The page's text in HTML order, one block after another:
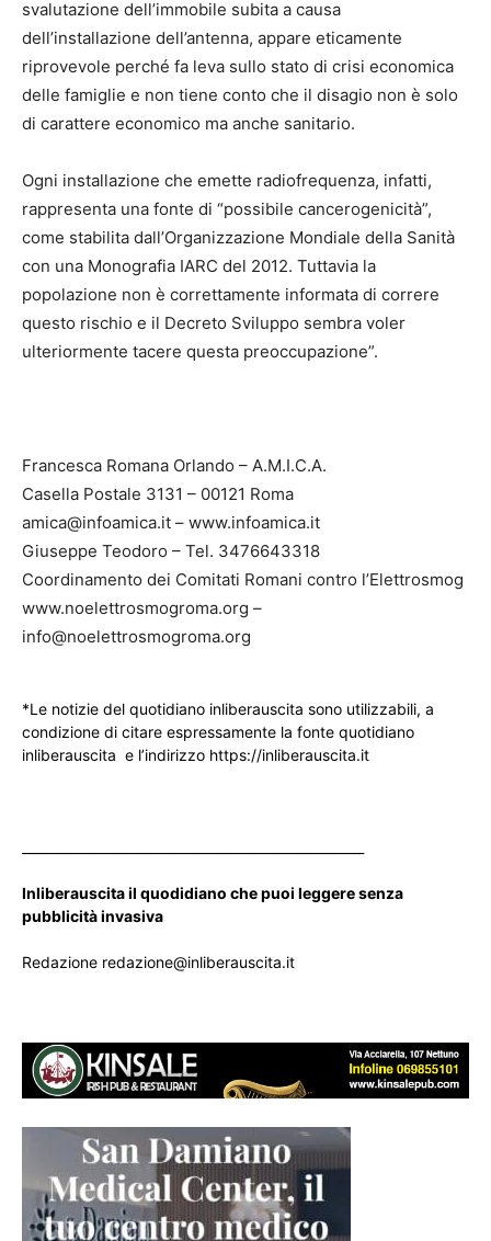
svalutazione dell’immobile subita a causa
dell’installazione dell’antenna, appare eticamente
riprovevole perché fa leva sullo stato di crisi economica
delle famiglie e non tiene conto che il disagio non è solo
di carattere economico ma anche sanitario.
Ogni installazione che emette radiofrequenza, infatti,
rappresenta una fonte di “possibile cancerogenicità”,
come stabilita dall’Organizzazione Mondiale della Sanità
con una Monografia IARC del 2012. Tuttavia la
popolazione non è correttamente informata di correre
questo rischio e il Decreto Sviluppo sembra voler
ulteriormente tacere questa preoccupazione”.
Francesca Romana Orlando – A.M.I.C.A.
Casella Postale 3131 – 00121 Roma
amica@infoamica.it – www.infoamica.it
Giuseppe Teodoro – Tel. 3476643318
Coordinamento dei Comitati Romani contro l’Elettrosmog
www.noelettrosmogroma.org –
info@noelettrosmogroma.org
*Le notizie del quotidiano inliberauscita sono utilizzabili, a
condizione di citare espressamente la fonte quotidiano
inliberauscita e l’indirizzo https://inliberauscita.it
Inliberauscita il quodidiano che puoi leggere senza
pubblicità invasiva
Redazione redazione@inliberauscita.it